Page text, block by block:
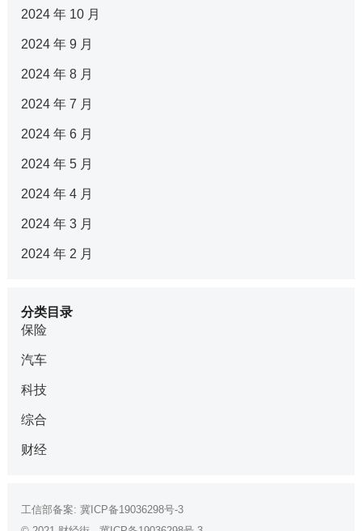
2024 年 10 月
2024 年 9 月
2024 年 8 月
2024 年 7 月
2024 年 6 月
2024 年 5 月
2024 年 4 月
2024 年 3 月
2024 年 2 月
分类目录
保险
汽车
科技
综合
财经
工信部备案: 冀ICP备19036298号-3